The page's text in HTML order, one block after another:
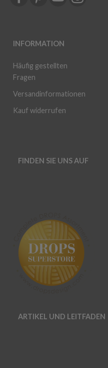
INFORMATION
Häufig gestellten
Fragen
Versandinformationen
Kauf widerrufen
FINDEN SIE UNS AUF
ARTIKEL UND LEITFADEN